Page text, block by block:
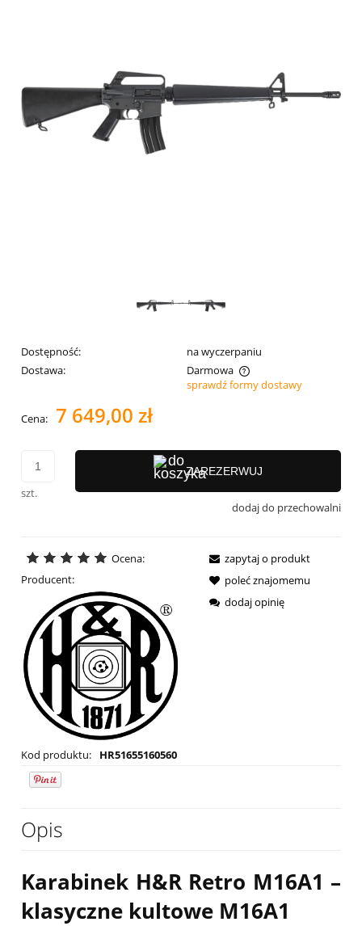
Dostępność:
na wyczerpaniu
Dostawa:
Darmowa
Cena nie zawiera ewentualnych kosztów płatności
sprawdź formy dostawy
Cena: 7 649,00 zł
szt.
ZAREZERWUJ
dodaj do przechowalni
Ocena:
Producent:
Kod produktu: HR51655160560
zapytaj o produkt
poleć znajomemu
dodaj opinię
Opis
Karabinek H&R Retro M16A1 –
klasyczne kultowe M16A1